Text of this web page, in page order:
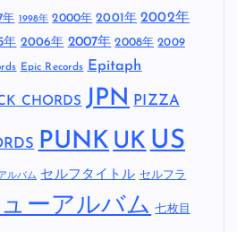
年 1998年 2000年 2001年 2002年
年 2006年 2007年 2008年 2009
Epic Records Epitaph
CHORDS JPN PIZZA
PUNK UK US
ルバム セルフタイトル セルフラ
ーアルバム 七枚目